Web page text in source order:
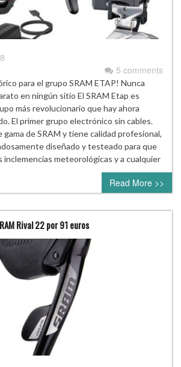
5 comments
para el grupo SRAM ETAP! Nunca
en ningún sitio El SRAM Etap es
más revolucionario que hay ahora
El primer grupo electrónico sin cables.
gama de SRAM y tiene calidad profesional,
diseñado y testeado para que
inclemencias meteorológicas y a cualquier
Read More >>
Rival 22 por 91 euros